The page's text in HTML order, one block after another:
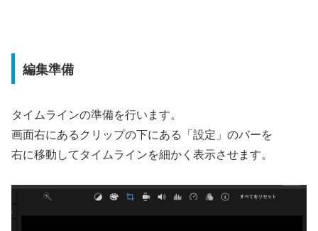
編集準備
タイムラインの準備を行います。
画面右にあるクリップの下にある「設定」のバーを
右に移動してタイムラインを細かく表示させます。